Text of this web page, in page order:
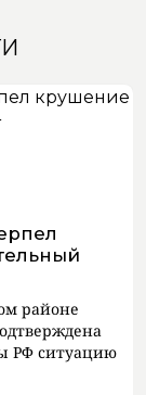
районе
РФ ситуацию